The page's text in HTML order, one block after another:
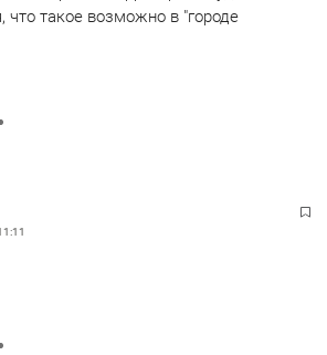
что такое возможно в "городе